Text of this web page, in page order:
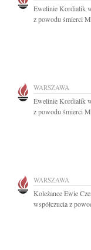
Ewelinie Kordialik
z powodu śmierci
WARSZAWA
Ewelinie Kordialik
z powodu śmierci
WARSZAWA
Koleżance Ewie
współczucia z